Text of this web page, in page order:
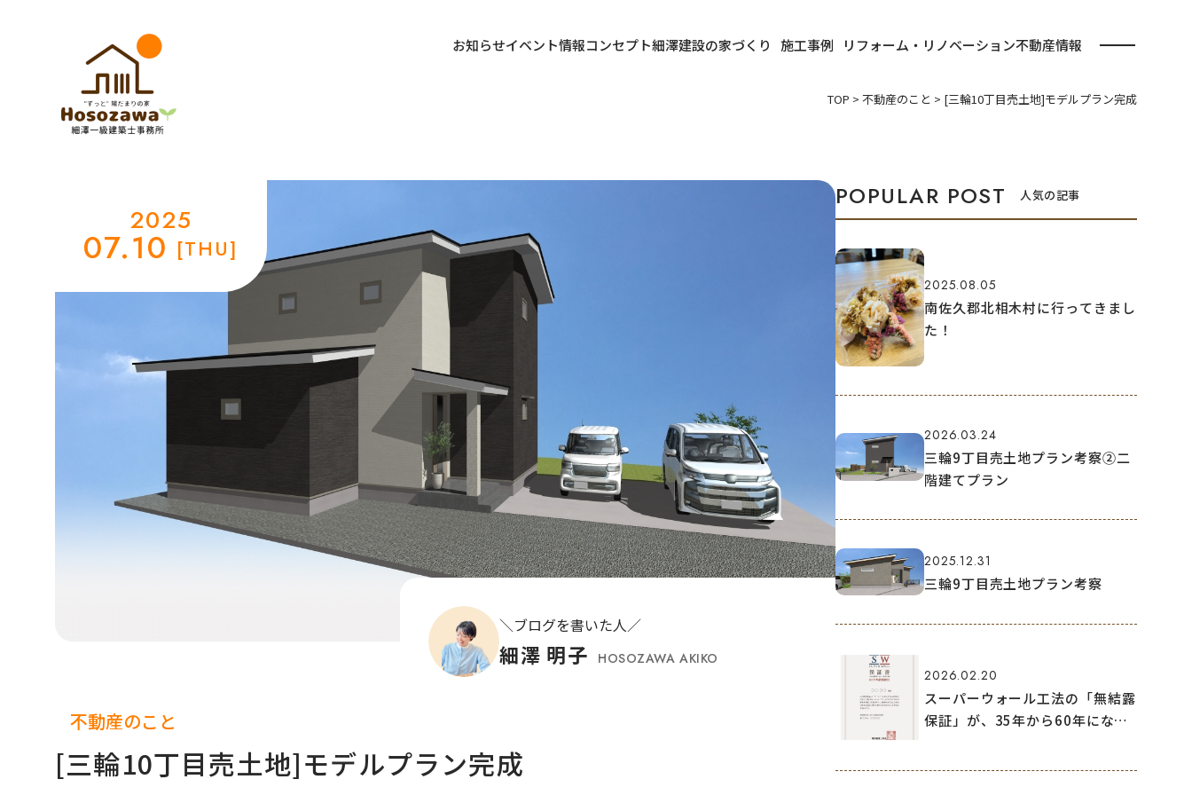
お知らせイベント情報コンセプト細澤建設の家づくり 施工事例 リフォーム・リノベーション不動産情報
TOP >不動産のこと > [三輪10丁目売土地]モデルプラン完成
2025
07.10 THU
ブログを書いた人
細澤 明子 HOSOZAWA AKIKO
不動産のこと
[三輪10丁目売土地]モデルプラン完成
人気の記事
2025.08.05
南佐久郡北相木村に行ってきまし
た！
2026.03.24
三輪9丁目売土地プラン考察②二
階建てプラン
2025.12.31
三輪9丁目売土地プラン考察
2026.02.20
スーパーウォール工法の「無結露
保証」が、35年から60年になり